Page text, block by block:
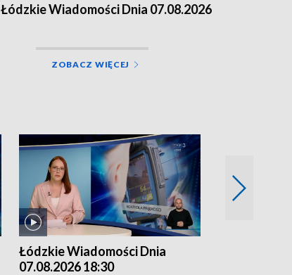
Wiadomości Dnia 07.08.2026
ZOBACZ WIĘCEJ
Łódzkie Wiadomości Dnia
07.08.2026 18:30